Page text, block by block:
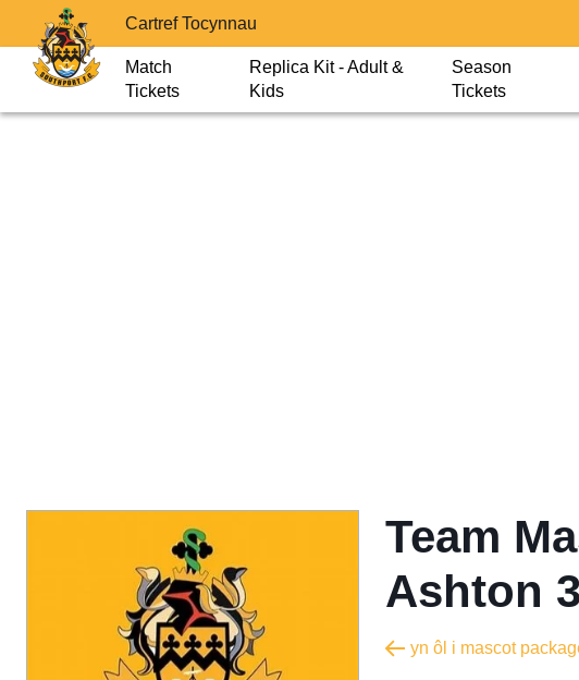
Cartref Tocynnau
Match
Tickets
Replica Kit - Adult &
Kids
Season
Tickets
Team
Ashton
yn ôl i mascot